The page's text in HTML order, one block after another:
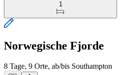
1
Norwegische Fjorde
8 Tage, 9 Orte, ab/bis Southampton